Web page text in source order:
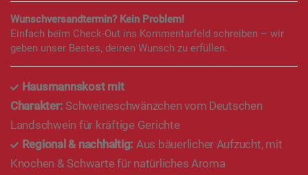
Wunschversandtermin? Kein Problem!
Einfach beim Check-Out ins Kommentarfeld schreiben – wir
geben unser Bestes, deinen Wunsch zu erfüllen.
Hausmannskost mit
Charakter: Schweineschwänzchen vom Deutschen
Landschwein für kräftige Gerichte
Regional & nachhaltig: Aus bäuerlicher Aufzucht, mit
Knochen & Schwarte für natürliches Aroma